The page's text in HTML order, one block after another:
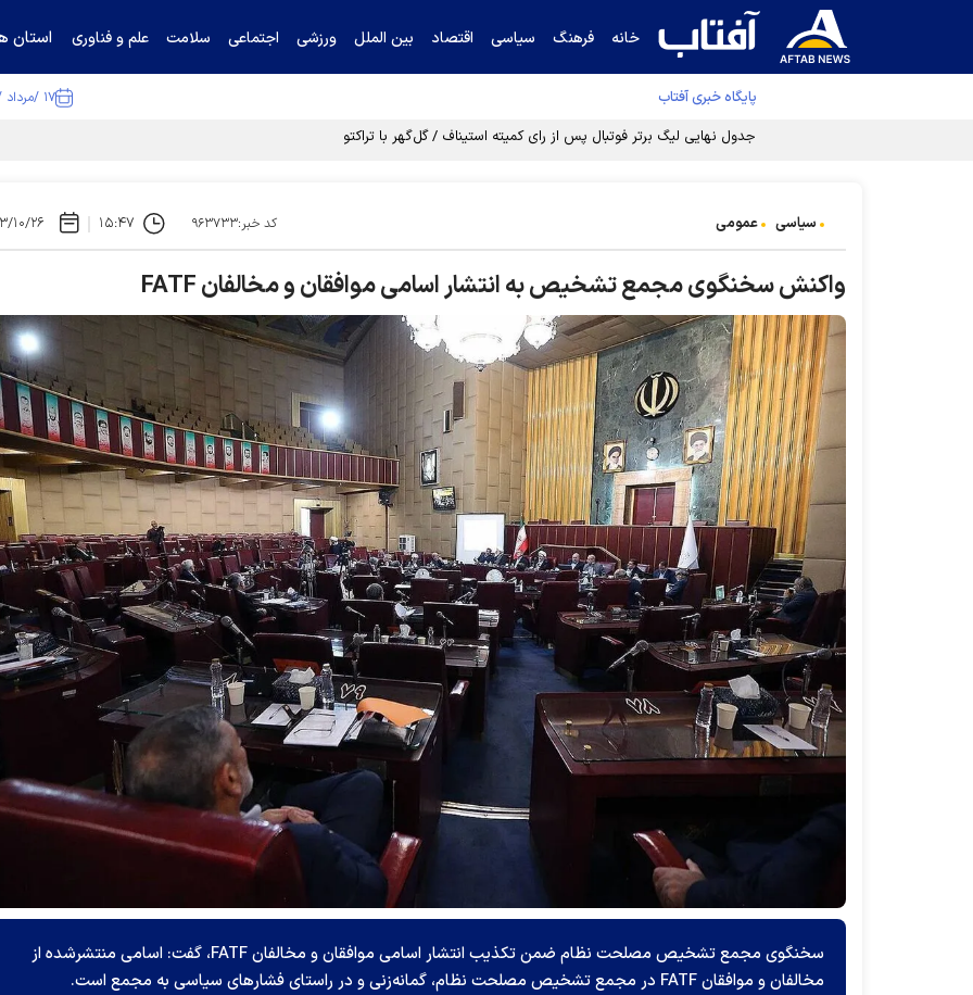
خانه فرهنگ سیاسی اقتصاد بین الملل ورزشی اجتماعی سلامت علم و فناوری استان
پایگاه خبری آفتاب ۱۷ /مرداد /۱۴۰۵
جدول نهایی لیگ برتر فوتبال پس از رای کمیته استیناف / گل‌گهر با تراکتور و سپاهان هم امتیاز شد
سیاسی عمومی کد خبر:۹۶۳۷۳۳ ۱۵:۴۷ ۱۴۰۳/
واکنش سخنگوی مجمع تشخیص به انتشار اسامی موافقان و مخالفان FATF
سخنگوی مجمع تشخیص مصلحت نظام ضمن تکذیب انتشار اسامی موافقان و مخالفان FATF، گفت: اسامی منتشرشده از
مخالفان و موافقان FATF در مجمع تشخیص مصلحت نظام، گمانه‌زنی و در راستای فشار‌های سیاسی به مجمع است.